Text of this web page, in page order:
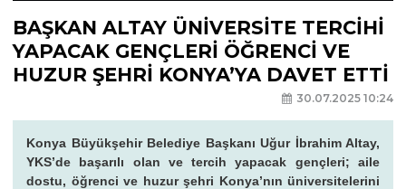
BAŞKAN ALTAY ÜNİVERSİTE TERCİHİ
YAPACAK GENÇLERİ ÖĞRENCİ VE
HUZUR ŞEHRİ KONYA’YA DAVET ETTİ
30.07.2025 10:24
Konya Büyükşehir Belediye Başkanı Uğur İbrahim Altay,
YKS’de başarılı olan ve tercih yapacak gençleri; aile
dostu, öğrenci ve huzur şehri Konya’nın üniversitelerini